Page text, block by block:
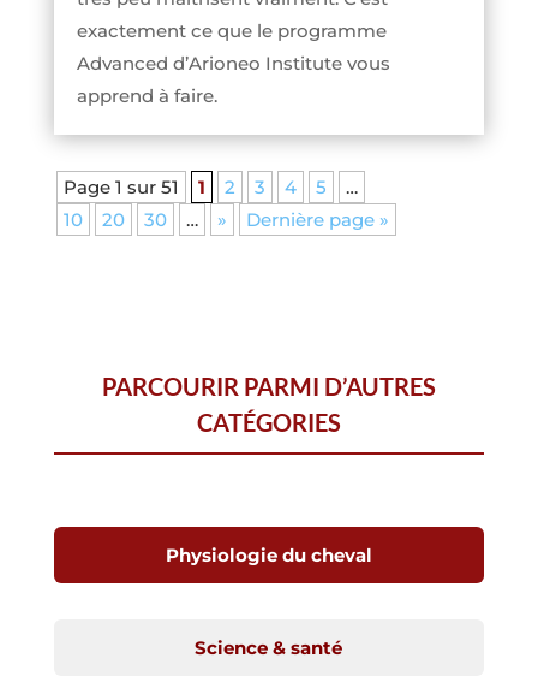
exactement ce que le programme
Advanced d’Arioneo Institute vous
apprend à faire.
Page 1 sur 51 1 2 3 4 5
…
10
20 30 … » Dernière page »
PARCOURIR PARMI D’AUTRES
CATÉGORIES
Physiologie du cheval
Science & santé